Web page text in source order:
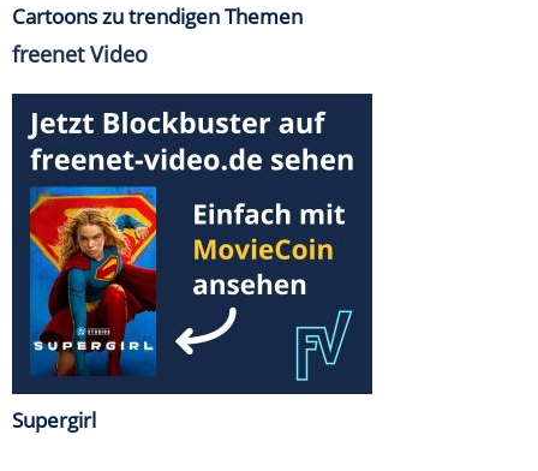
Cartoons zu trendigen Themen
freenet Video
Supergirl